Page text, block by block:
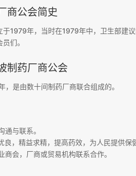
商公会简史
于1979年，当时在1979年中，卫生部建
们。
制药厂商公会
，是由数十间制药厂商联合组成的。
通与联系。
良，精益求精，提高药效，为人民提供保
商会，厂商或贸易机构联系合作。